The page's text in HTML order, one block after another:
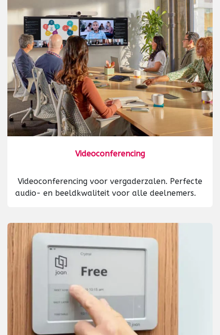
Videoconferencing
Videoconferencing voor vergaderzalen. Perfecte
audio- en beeldkwaliteit voor alle deelnemers.